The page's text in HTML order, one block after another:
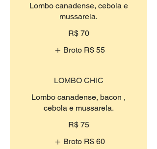
Lombo canadense, cebola e
mussarela.
R$ 70
Broto R$ 55
LOMBO CHIC
Lombo canadense, bacon ,
cebola e mussarela.
R$ 75
Broto R$ 60